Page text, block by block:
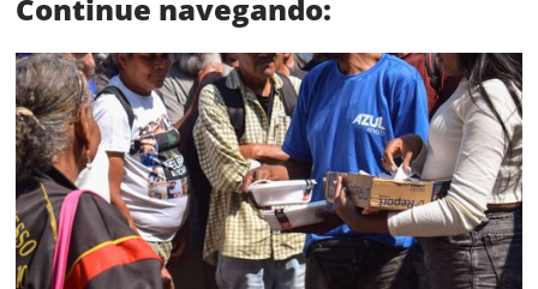
Continue navegando:
Limite de download
Status